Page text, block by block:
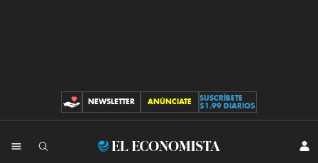
CONTRIBUCIONES
NEWSLETTER ANÚNCIATE
SUSCRÍBETE
$1.99 DIARIOS
El